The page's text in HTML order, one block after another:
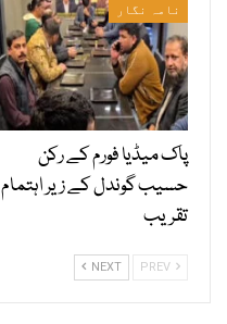
نامہ نگار
پاک میڈیا فورم کے رکن
حسیب گوندل کے زیر اہتمام
تقریب
NEXT